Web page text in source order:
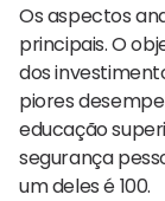
Os aspectos
principais. O
dos
piores
educação
segurança
um deles é 100.